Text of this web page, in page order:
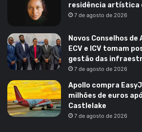
residência artística
7 de agosto de 2026
Novos Conselhos
ECV e ICV tomam
gestão das
7 de agosto de 2026
Apollo compra
milhões de euros
Castlelake
7 de agosto de 2026